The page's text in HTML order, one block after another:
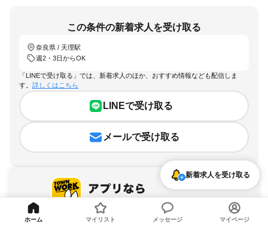
この条件の新着求人を受け取る
奈良県 / 天理駅
週2・3日からOK
「LINEで受け取る」では、新着求人のほか、おすすめ情報なども配信しま
す。 詳しくはこちら
LINEで受け取る
メールで受け取る
新着求人を受け取る
ホーム マイリスト メッセージ マイページ